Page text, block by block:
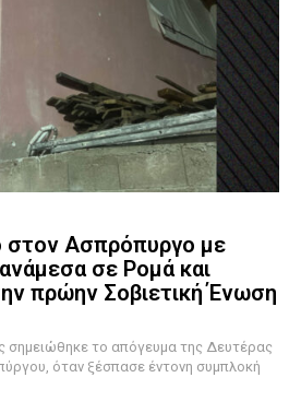
στον Ασπρόπυργο με
σε Ρομά και
πρώην Σοβιετική Ένωση
σημειώθηκε το απόγευμα της Δευτέρας
όταν ξέσπασε έντονη συμπλοκή